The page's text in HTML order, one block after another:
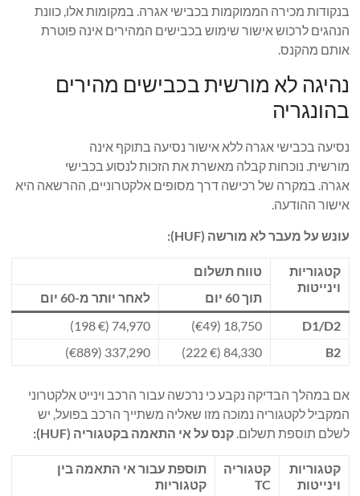
בנקודות מכירה הממוקמות בכבישי אגרה. במקומות אלו, כוונת
הנהגים לרכוש אישור שימוש בכבישים המהירים אינה פוטרת
אותם מהקנס.
נהיגה לא מורשית בכבישים מהירים
בהונגריה
נסיעה בכבישי אגרה ללא אישור נסיעה בתוקף אינה
מורשית. נוכחות קבלה מאשרת את הזכות לנסוע בכבישי
אגרה. במקרה של רכישה דרך מסופים אלקטרוניים, ההרשאה היא
אישור ההודעה.
עונש על מעבר לא מורשה (HUF):
קטגוריות
וינייטות
טווח תשלום
תוך 60 יום
לאחר יותר מ-60 יום
D1/D2
18,750 (€49)
74,970 (€ 198)
B2
84,330 (€ 222)
337,290 (€889)
אם במהלך הבדיקה נקבע כי נרכשה עבור הרכב וינייט אלקטרוני
המקביל לקטגוריה נמוכה מזו שאליה משתייך הרכב בפועל, יש
לשלם תוספת תשלום.קנס על אי התאמה בקטגוריה (HUF):
קטגוריות
וינייטות
קטגוריה
TC
תוספת עבור אי התאמה בין
קטגוריות